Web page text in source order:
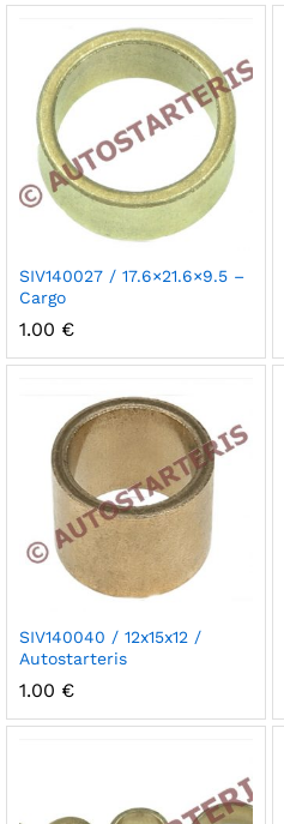
SIV140027 / 17.6×21.6×9.5 –
Cargo
1.00 €
SIV140040 / 12x15x12 /
Autostarteris
1.00 €